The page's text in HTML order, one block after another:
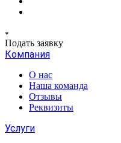
Подать заявку
Компания
О нас
Наша команда
Отзывы
Реквизиты
Услуги